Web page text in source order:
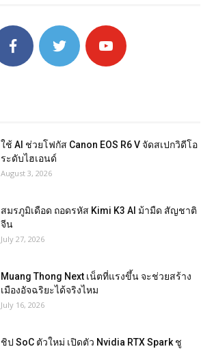
ใช้ AI ช่วยโฟกัส Canon EOS R6 V จัดสเปกวิดีโอ
ระดับไฮเอนด์
August 3, 2026
สมรภูมิเดือด ถอดรหัส Kimi K3 AI ม้ามืด สัญชาติ
จีน
July 27, 2026
Muang Thong Next เน็ตที่แรงขึ้น จะช่วยสร้าง
เมืองอัจฉริยะได้จริงไหม
July 16, 2026
ชิป SoC ตัวใหม่ เปิดตัว Nvidia RTX Spark ชู